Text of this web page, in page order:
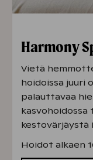
Harmony
Vietä
hoidoissa juuri
palauttavaa
kasvohoidossa
kestovärjäystä
Hoidot alkaen